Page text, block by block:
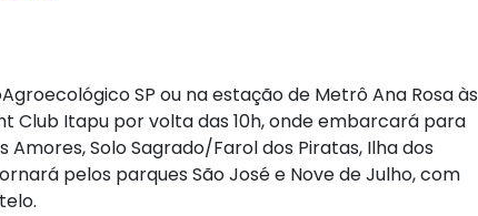
SP ou na estação de Metrô Ana Rosa às
Club Itapu por volta das 10h, onde embarcará para
Solo Sagrado/Farol dos Piratas, Ilha dos
pelos parques São José e Nove de Julho, com